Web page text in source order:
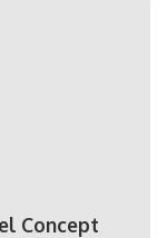
Concept